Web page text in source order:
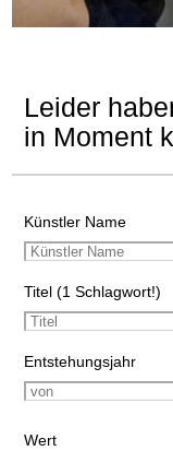
Leider
in Moment
Künstler Name
Titel (1 Schlagwort!)
Entstehungsjahr
Wert